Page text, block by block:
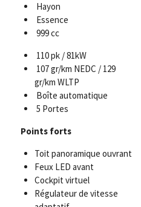
Hayon
Essence
999 cc
110 pk / 81kW
107 gr/km NEDC / 129
gr/km WLTP
Boîte automatique
5 Portes
Points forts
Toit panoramique ouvrant
Feux LED avant
Cockpit virtuel
Régulateur de vitesse